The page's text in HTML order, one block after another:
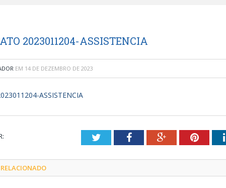
2023011204-ASSISTENCIA
EM 14 DE DEZEMBRO DE 2023
ASSISTENCIA
TwitterFacebookGoogle+